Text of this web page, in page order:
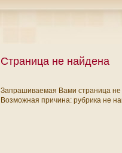
Страница не найдена
Запрашиваемая Вами страница
Возможная причина: рубрика не